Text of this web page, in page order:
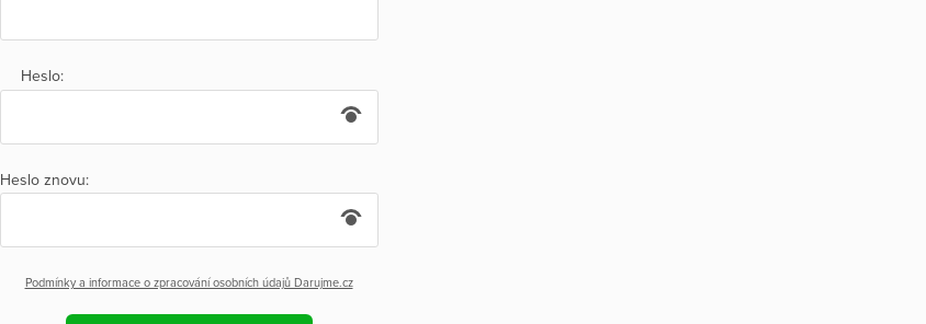
Heslo:
Heslo znovu:
Podmínky a informace o zpracování osobních údajů Darujme.cz